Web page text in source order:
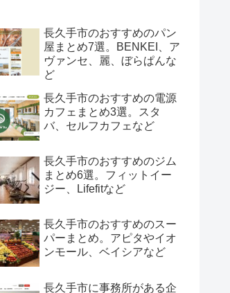
長久手市のおすすめのパン
屋まとめ7選。BENKEI、ア
ヴァンセ、麗、ぼらぱんな
ど
長久手市のおすすめの電源
カフェまとめ3選。スタ
バ、セルフカフェなど
長久手市のおすすめのジム
まとめ6選。フィットイー
ジー、Lifefitなど
長久手市のおすすめのスー
パーまとめ。アピタやイオ
ンモール、ベイシアなど
長久手市に事務所がある企